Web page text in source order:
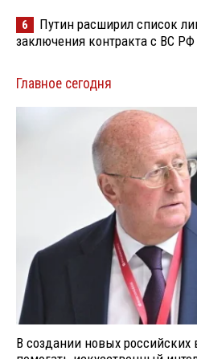
6
Путин расширил список
заключения контракта с ВС РФ
Главное сегодня
В создании новых российских